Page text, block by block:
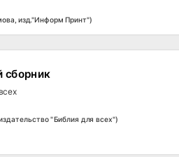
изд."Информ Принт")
сборник
"Библия для всех")